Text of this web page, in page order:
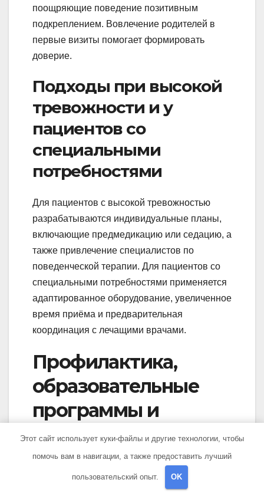
поощряющие поведение позитивным
подкреплением. Вовлечение родителей в
первые визиты помогает формировать
доверие.
Подходы при высокой
тревожности и у
пациентов со
специальными
потребностями
Для пациентов с высокой тревожностью
разрабатываются индивидуальные планы,
включающие предмедикацию или седацию, а
также привлечение специалистов по
поведенческой терапии. Для пациентов со
специальными потребностями применяется
адаптированное оборудование, увеличенное
время приёма и предварительная
координация с лечащими врачами.
Профилактика,
образовательные
программы и
сопровождение
семей
Этот сайт использует куки-файлы и другие технологии, чтобы
помочь вам в навигации, а также предоставить лучший
пользовательский опыт. OK